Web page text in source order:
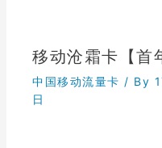
移动沧霜卡【首
中国移动流量卡 / By
日